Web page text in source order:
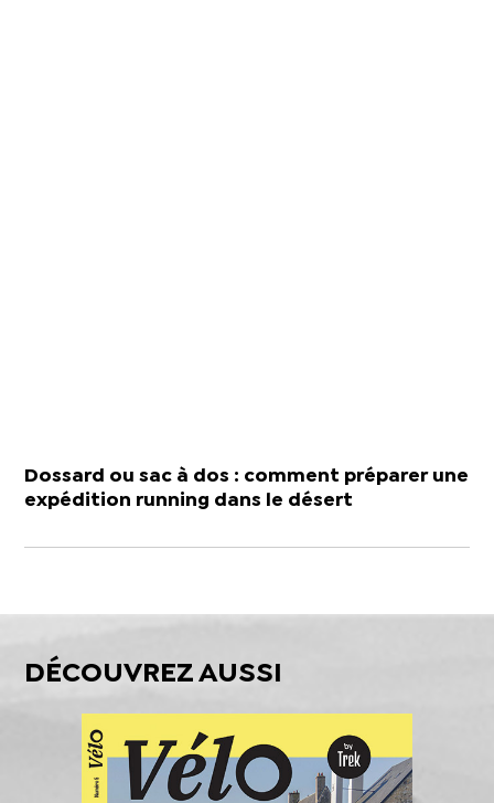
Dossard ou sac à dos : comment préparer une
expédition running dans le désert
DÉCOUVREZ AUSSI